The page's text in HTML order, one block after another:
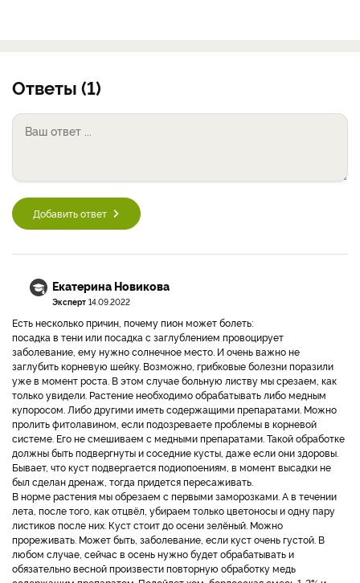
Ответы (1)
Добавить ответ
Екатерина Новикова
Эксперт 14.09.2022
Есть несколько причин, почему пион может болеть:
посадка в тени или посадка с заглублением провоцирует
заболевание, ему нужно солнечное место. И очень важно не
заглубить корневую шейку. Возможно, грибковые болезни поразили
уже в момент роста. В этом случае больную листву мы срезаем, как
только увидели. Растение необходимо обрабатывать либо медным
купоросом. Либо другими иметь содержащими препаратами. Можно
пролить фитолавином, если подозреваете проблемы в корневой
системе. Его не смешиваем с медными препаратами. Такой обработке
должны быть подвергнуты и соседние кусты, даже если они здоровы.
Бывает, что куст подвергается подиопоениям, в момент высадки не
был сделан дренаж, тогда придется пересаживать.
В норме растения мы обрезаем с первыми заморозками. А в течении
лета, после того, как отцвёл, убираем только цветоносы и одну пару
листиков после них. Куст стоит до осени зелёный. Можно
прореживать. Может быть, заболевание, если куст очень густой. В
любом случае, сейчас в осень нужно будет обрабатывать и
обязательно весной произвести повторную обработку медь